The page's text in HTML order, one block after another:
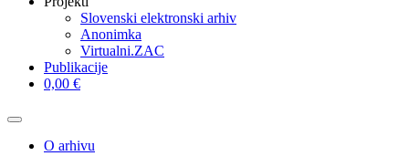
Slovenski elektronski arhiv
Anonimka
Virtualni.ZAC
Publikacije
0,00 €
O arhivu